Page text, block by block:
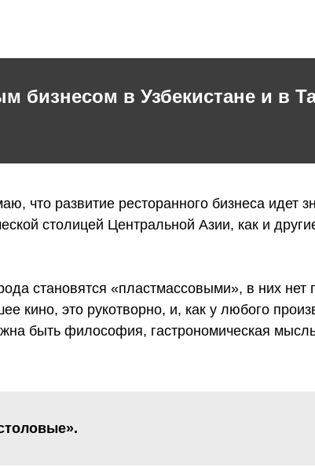
бизнесом в Узбекистане и в
что развитие ресторанного бизнеса идет
столицей Центральной Азии, как и
становятся «пластмассовыми», в них нет
кино, это рукотворно, и, как у любого
быть философия, гастрономическая